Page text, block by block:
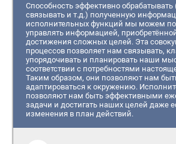
Способность эффективно обрабатывать
связывать и т.д.) полученную
исполнительных функций мы можем
управлять информацией,
достижения сложных целей. Эта
процессов позволяет нам связывать,
упорядочивать и планировать наши
соответствии с потребностями
Таким образом, они позволяют нам
адаптироваться к окружению.
позволяют нам быть эффективными
задачи и достигать наших целей даже
изменения в план действий.